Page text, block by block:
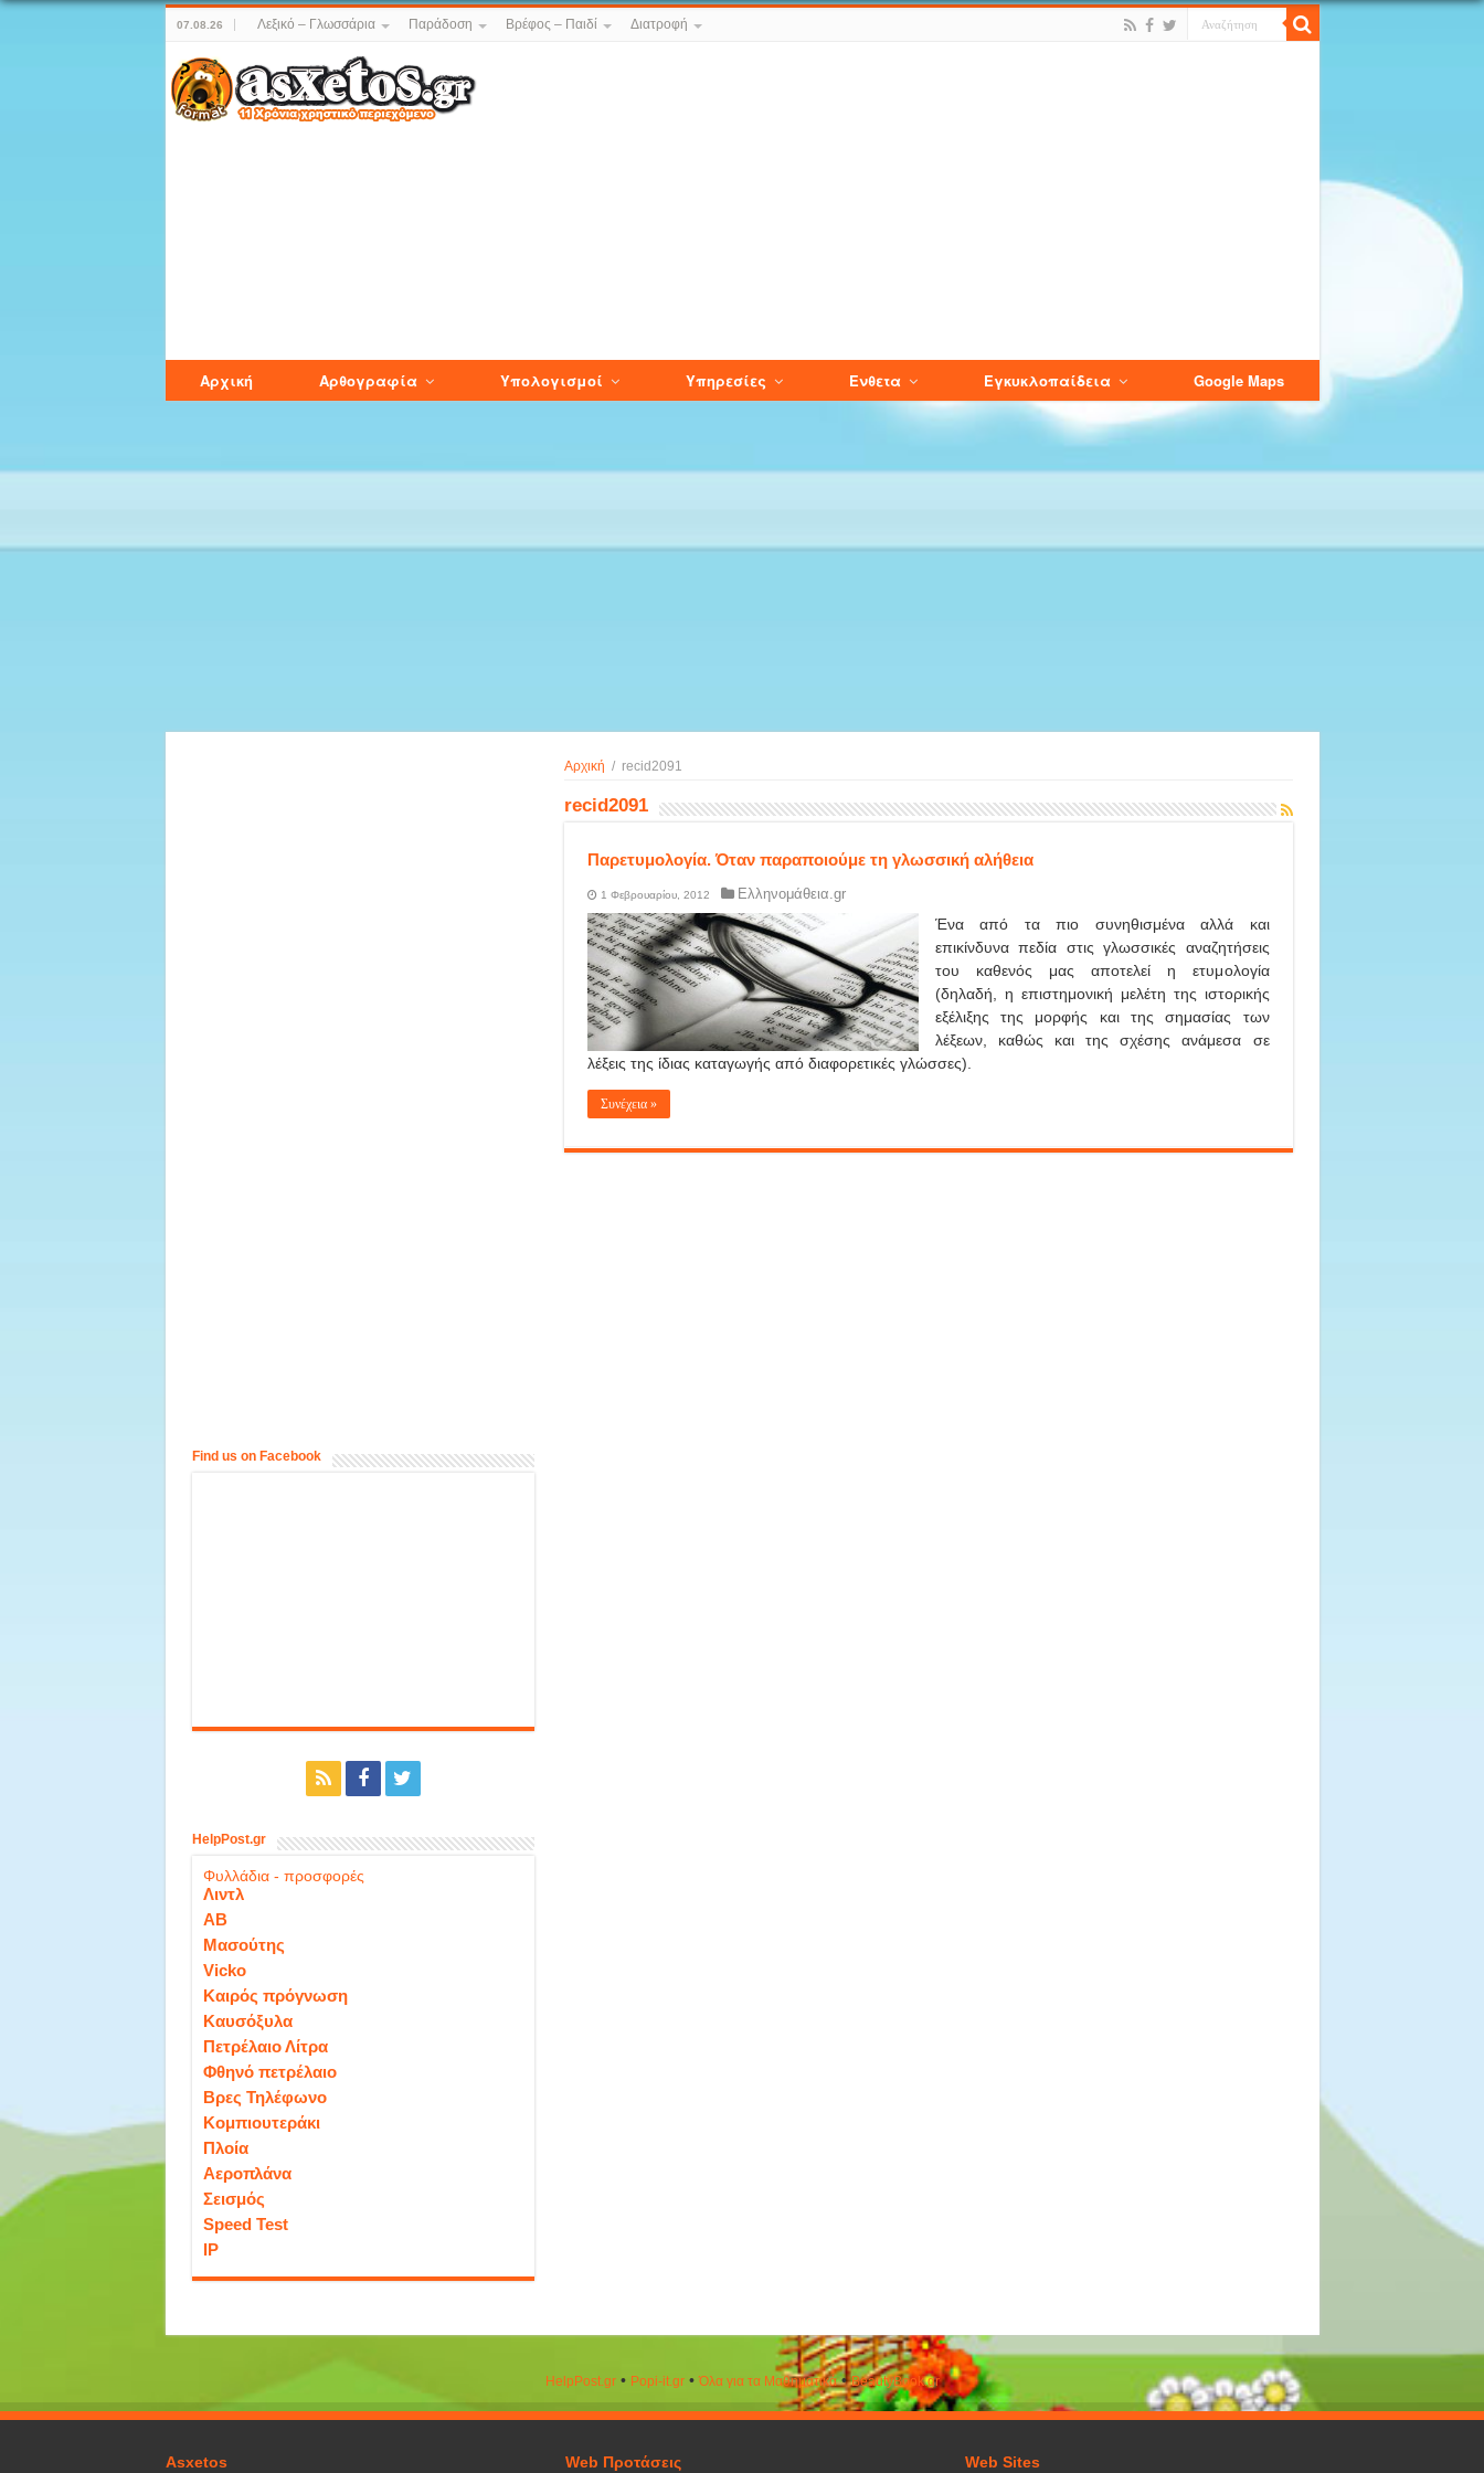
07.08.26 Λεξικό – Γλωσσάρια Παράδοση Βρέφος – Παιδί Διατροφή
Αρχική Αρθογραφία Υπολογισμοί Υπηρεσίες Ενθετα Εγκυκλοπαίδεια Google Maps
Αρχική / recid2091
recid2091
Παρετυμολογία. Όταν παραποιούμε τη γλωσσική αλήθεια
1 Φεβρουαρίου, 2012 Ελληνομάθεια.gr
Ένα από τα πιο συνηθισμένα αλλά και
επικίνδυνα πεδία στις γλωσσικές αναζητήσεις
του καθενός μας αποτελεί η ετυμολογία
(δηλαδή, η επιστημονική μελέτη της ιστορικής
εξέλιξης της μορφής και της σημασίας των
λέξεων, καθώς και της σχέσης ανάμεσα σε
λέξεις της ίδιας καταγωγής από διαφορετικές γλώσσες).
Συνέχεια »
Find us on Facebook
HelpPost.gr
Φυλλάδια - προσφορές
Λιντλ
ΑΒ
Μασούτης
Vicko
Καιρός πρόγνωση
Καυσόξυλα
Πετρέλαιο Λίτρα
Φθηνό πετρέλαιο
Βρες Τηλέφωνο
Κομπιουτεράκι
Πλοία
Αεροπλάνα
Σεισμός
Speed Test
IP
HelpPost.gr• Popi-it.gr•Όλα για τα Μαθηματικά•ΒeautyΒook.gr
Asxetos Web Προτάσεις Web Sites